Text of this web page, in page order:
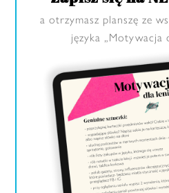
a otrzymasz planszę ze
języka „Motywacja